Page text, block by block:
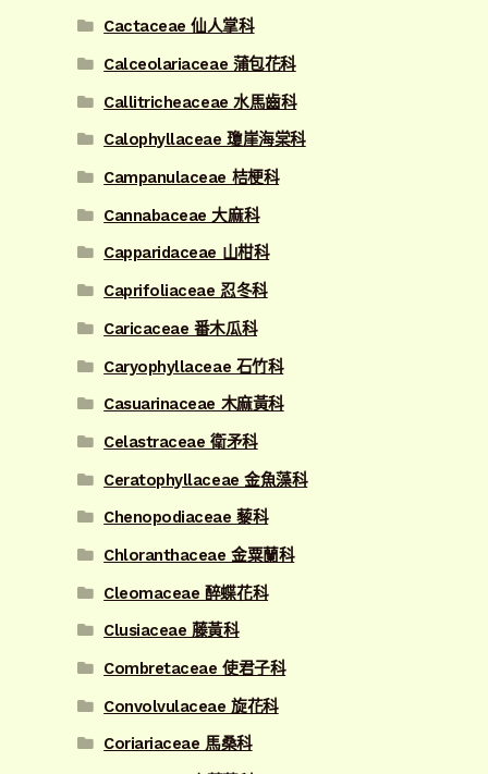
Cactaceae 仙人掌科
Calceolariaceae 蒲包花科
Callitricheaceae 水馬齒科
Calophyllaceae 瓊崖海棠科
Campanulaceae 桔梗科
Cannabaceae 大麻科
Capparidaceae 山柑科
Caprifoliaceae 忍冬科
Caricaceae 番木瓜科
Caryophyllaceae 石竹科
Casuarinaceae 木麻黃科
Celastraceae 衛矛科
Ceratophyllaceae 金魚藻科
Chenopodiaceae 藜科
Chloranthaceae 金粟蘭科
Cleomaceae 醉蝶花科
Clusiaceae 藤黃科
Combretaceae 使君子科
Convolvulaceae 旋花科
Coriariaceae 馬桑科